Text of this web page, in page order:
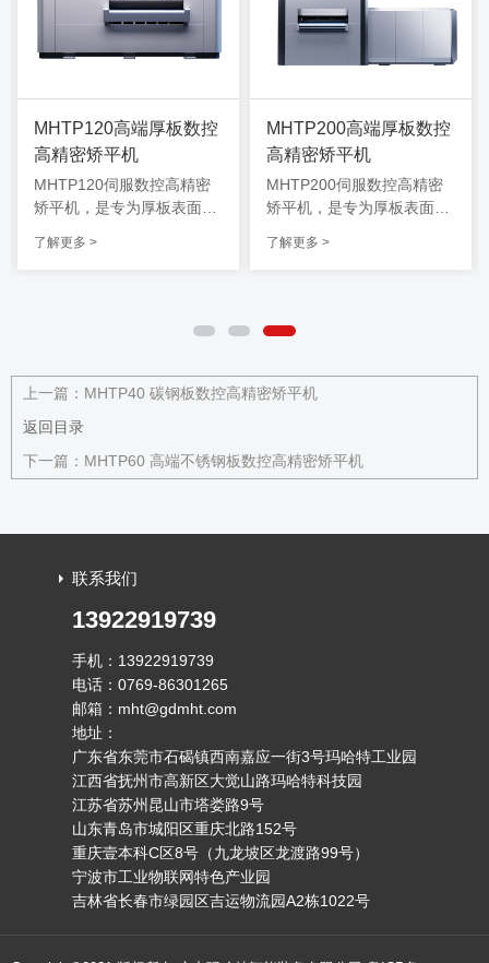
MHTP120高端厚板数控
高精密矫平机
MHTP120伺服数控高精密
矫平机，是专为厚板表面高
平机，该机型可兼顾4.0-16.
度水平，能适应制造业各类
清洁维护。
了解更多 >
MHTP200高端厚板数控
高精密矫平机
MHTP200伺服数控高精密
矫平机，是专为厚板表面高
平机，该机型可兼顾8.0-30.
度水平，能适应制造业各类
清洁维护。
了解更多 >
上一篇： MHTP40 碳钢板数控高精密矫平机
返回目录
下一篇： MHTP60 高端不锈钢板数控高精密矫平机
联系我们
13922919739
手机：13922919739
电话：0769-86301265
邮箱：mht@gdmht.com
地址：
广东省东莞市石碣镇西南嘉应一街3号玛哈特工业园
江西省抚州市高新区大觉山路玛哈特科技园
江苏省苏州昆山市塔娄路9号
山东青岛市城阳区重庆北路152号
重庆壹本科C区8号（九龙坡区龙渡路99号）
宁波市工业物联网特色产业园
吉林省长春市绿园区吉运物流园A2栋1022号